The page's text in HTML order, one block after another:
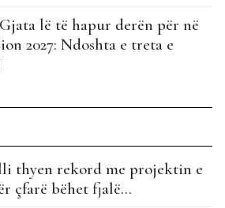
lë të hapur derën për në
2027: Ndoshta e treta e
thyen rekord me projektin e
çfarë bëhet fjalë…